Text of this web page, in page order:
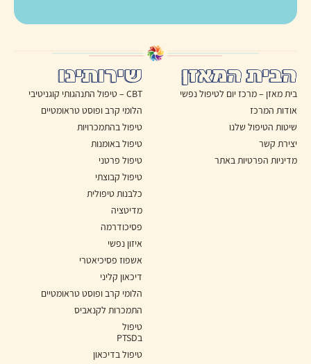
הבית המאזן
בית מאזן – מרכז יום לטיפול נפשי
אודות המרכז
שיטות הטיפול שלנו
יצירת קשר
מדיניות הפרטיות באתר
שירותינו
CBT – טיפול התנהגותי קוגניטיבי
הלומי קרב ופוסט טראומטיים
טיפול בהתמכרויות
טיפול באומנות
טיפול פרטני
טיפול קבוצתי
כלבנות טיפולית
מדיטציה
פסיכודרמה
איזון נפשי
אשפוז פסיכיאטרי
דיכאון קליני
הלומי קרב ופוסט טראומטיים
התמכרות לקנאביס
טיפול
בPTSD
טיפול בדיכאון